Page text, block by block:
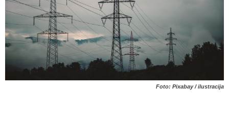
Foto: Pixabay / ilustracija